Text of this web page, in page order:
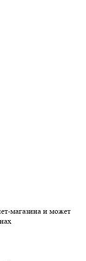
магазина и может